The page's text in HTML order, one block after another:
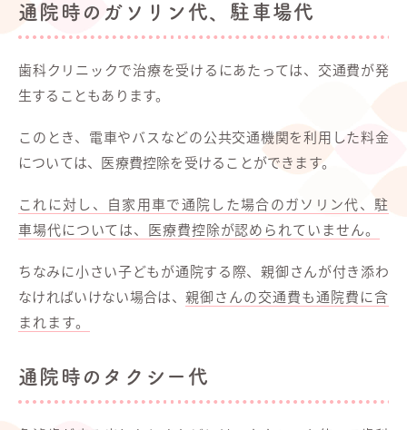
通院時のガソリン代、駐車場代
歯科クリニックで治療を受けるにあたっては、交通費が発
生することもあります。
このとき、電車やバスなどの公共交通機関を利用した料金
については、医療費控除を受けることができます。
これに対し、自家用車で通院した場合のガソリン代、駐
車場代については、医療費控除が認められていません。
ちなみに小さい子どもが通院する際、親御さんが付き添わ
なければいけない場合は、 親御さんの交通費も通院費に含
まれます。
通院時のタクシー代